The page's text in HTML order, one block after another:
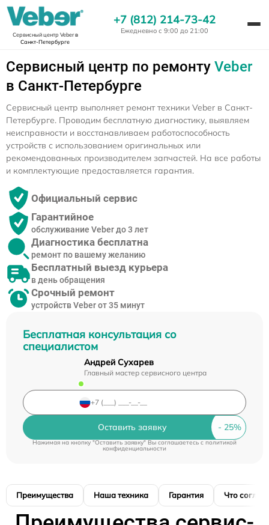
Сервисный центр Veberв
Санкт-Петербурге
+7 (812) 214-73-42
Ежедневно с 9:00 до 21:00
Сервисный центр по ремонту Veber
в Санкт-Петербурге
Бесплатная консультация со
специалистом
Андрей Сухарев
Главный мастер сервисного центра
Оставить заявку
Нажимая на кнопку "Оставить заявку" Вы соглашаетесь cполитикой
конфиденциальности
Сервисный центр выполняет ремонт техники Veber в Санкт-
Петербурге. Проводим бесплатную диагностику, выявляем
неисправности и восстанавливаем работоспособность
устройств с использованием оригинальных или
рекомендованных производителем запчастей. На все работы
и комплектующие предоставляется гарантия.
Официальный сервис
Гарантийное
обслуживание Veber до 3 лет
Диагностика бесплатна
ремонт по вашему желанию
Бесплатный выезд курьера
в день обращения
Срочный ремонт
устройств Veber от 35 минут
Преимущества Наша техника Гарантия Что